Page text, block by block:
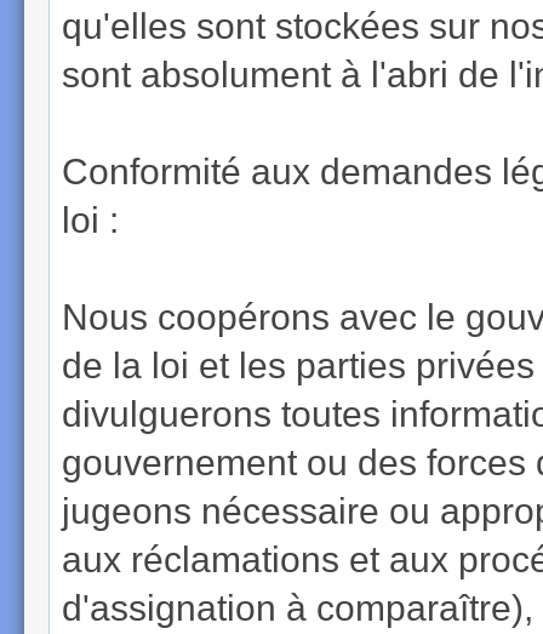
qu'elles sont stockées sur
sont absolument à l'abri de
Conformité aux demandes
loi :
Nous coopérons avec le
de la loi et les parties
divulguerons toutes
gouvernement ou des
jugeons nécessaire ou
aux réclamations et aux
d'assignation à